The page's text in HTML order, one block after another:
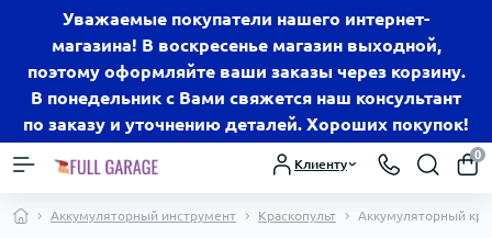
Уважаемые покупатели нашего интернет-
магазина! В воскресенье магазин выходной,
поэтому оформляйте ваши заказы через корзину.
В понедельник с Вами свяжется наш консультант
по заказу и уточнению деталей. Хороших покупок!
Клиенту
0
Аккумуляторный инструмент Краскопульт Аккумуляторный